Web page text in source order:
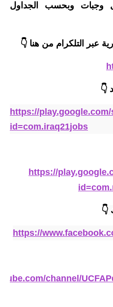
اسئلة وزارية
المرحلة الاعدادية
مرشحات
المرحلة المتوسطة
وبحسب الجداول
عبر التلكرام من هنا 👇
👇
https://
id=com.iraq21jobs
https://
👇
https://
channel/